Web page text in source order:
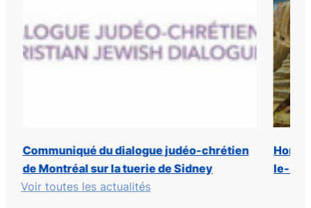
Communiqué du dialogue judéo-chrétien
de Montréal sur la tuerie de Sidney
le-
Voir toutes les actualités